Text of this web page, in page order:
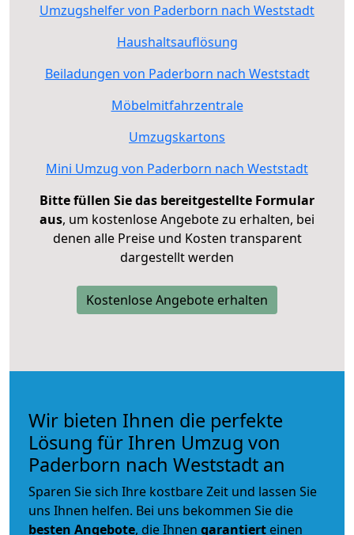
Umzugshelfer von Paderborn nach Weststadt
Haushaltsauflösung
Beiladungen von Paderborn nach Weststadt
Möbelmitfahrzentrale
Umzugskartons
Mini Umzug von Paderborn nach Weststadt
Bitte füllen Sie das bereitgestellte Formular
aus, um kostenlose Angebote zu erhalten, bei
denen alle Preise und Kosten transparent
dargestellt werden
Kostenlose Angebote erhalten
Wir bieten Ihnen die perfekte
Lösung für Ihren Umzug von
Paderborn nach Weststadt an
Sparen Sie sich Ihre kostbare Zeit und lassen Sie
uns Ihnen helfen. Bei uns bekommen Sie die
besten Angebote, die Ihnen garantiert einen